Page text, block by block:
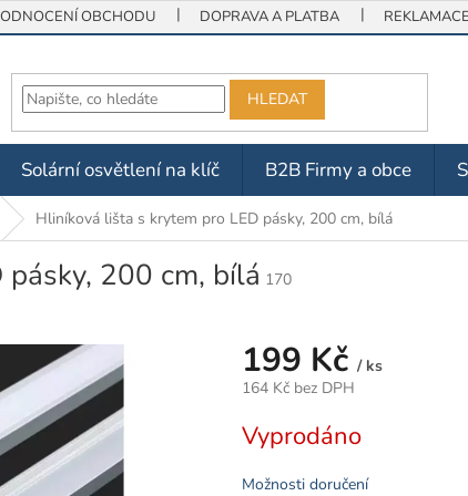
OBCHODU DOPRAVA A PLATBA
HLEDAT
Solární osvětlení na klíč B2B Firmy a obce
Hliníková lišta s krytem pro LED pásky, 200 cm, bílá
200 cm, bílá 170
199 Kč / ks
164 Kč bez DPH
cena:
Vyprodáno
Možnosti doručení